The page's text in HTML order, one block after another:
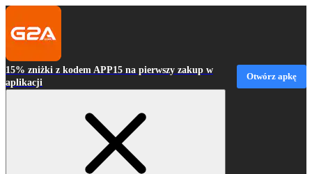
15% zniżki z kodem APP15 na pierwszy zakup w
aplikacji
Otwórz apkę